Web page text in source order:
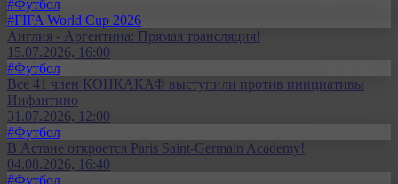
#Футбол
#FIFA World Cup 2026
Англия - Аргентина: Прямая трансляция!
15.07.2026, 16:00
#Футбол
Все 41 член КОНКАКАФ выступили против инициативы
Инфантино
31.07.2026, 12:00
#Футбол
В Астане откроется Paris Saint-Germain Academy!
04.08.2026, 16:40
#Футбол